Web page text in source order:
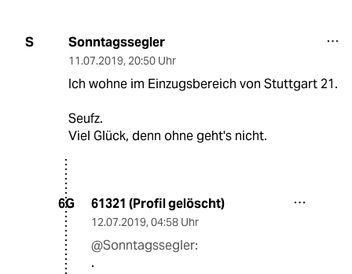
S Sonntagssegler
11.07.2019, 20:50 Uhr
Ich wohne im Einzugsbereich von Stuttgart 21.
Seufz.
Viel Glück, denn ohne geht's nicht.
6G 61321 (Profil gelöscht)
12.07.2019, 04:58 Uhr
@Sonntagssegler:
.